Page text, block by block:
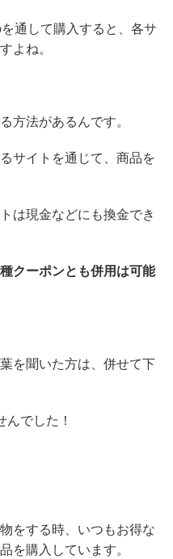
通して購入すると、各サ
よね。
法があるんです。
サイトを通じて、商品を
は現金などにも換金でき
クーポンとも併用は可能
を聞いた方は、併せて下
でした！
をする時、いつもお得な
を購入しています。